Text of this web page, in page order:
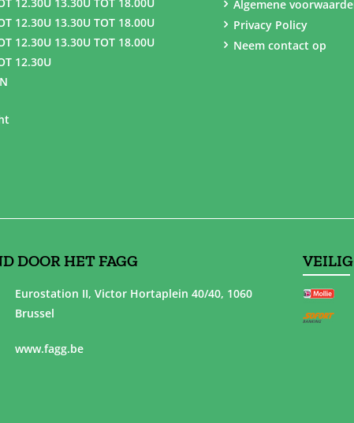
12.30U 13.30U TOT 18.00U
12.30U 13.30U TOT 18.00U
12.30U
Algemene
Privacy Policy
Neem contact op
DOOR HET FAGG
Eurostation II, Victor Hortaplein 40/40, 1060
Brussel
www.fagg.be